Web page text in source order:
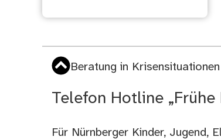
Beratung in Krisensituationen
Telefon Hotline
Für Nürnberger Kinder, Jugend,